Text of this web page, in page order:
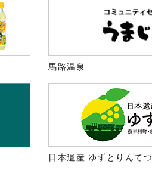
馬路温泉
日本遺産 ゆずとりんてつ